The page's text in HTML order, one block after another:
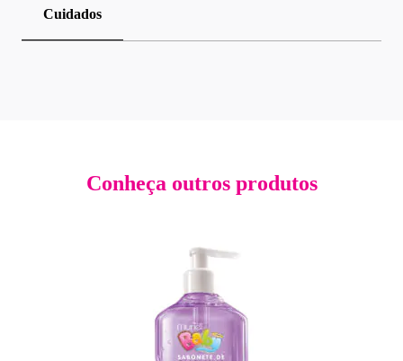
Cuidados
Conheça outros produtos